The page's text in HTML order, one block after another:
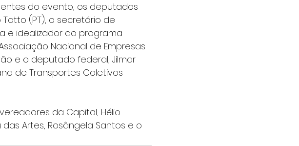
do evento, os deputados
(PT), o secretário de
e idealizador do programa
Nacional de Empresas
e o deputado federal, Jilmar
de Transportes Coletivos
da Capital, Hélio
Artes, Rosângela Santos e o